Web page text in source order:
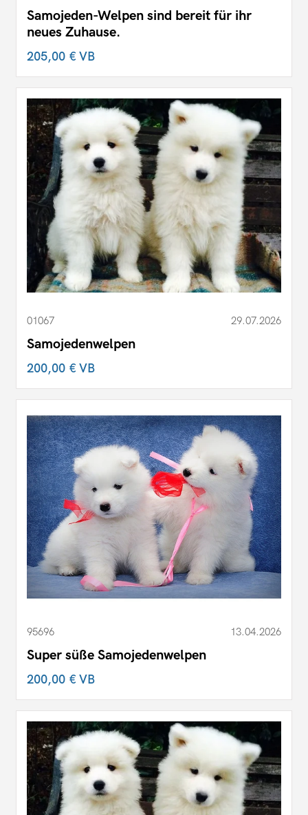
Samojeden-Welpen sind bereit für ihr
neues Zuhause.
205,00 €VB
01067 29.07.2026
Samojedenwelpen
200,00 €VB
95696 13.04.2026
Super süße Samojedenwelpen
200,00 €VB